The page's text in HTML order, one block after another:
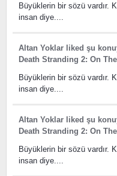
Büyüklerin bir sözü vardır.
insan diye....
Altan Yoklar liked şu
Death Stranding 2: On
Büyüklerin bir sözü vardır.
insan diye....
Altan Yoklar liked şu
Death Stranding 2: On
Büyüklerin bir sözü vardır.
insan diye....